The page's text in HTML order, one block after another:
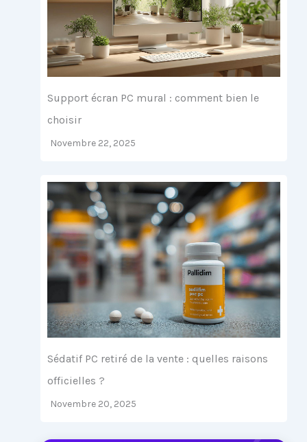
Support écran PC mural : comment bien le
choisir
Novembre 22, 2025
Sédatif PC retiré de la vente : quelles raisons
officielles ?
Novembre 20, 2025